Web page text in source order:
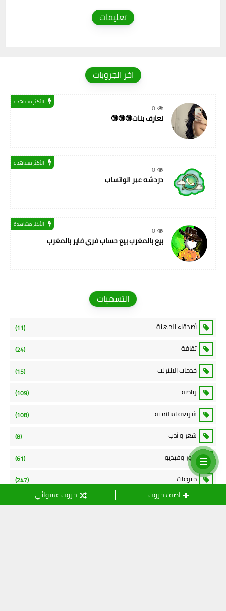
اضف جروب جروب عشوائي
تعليقات
اخر الجروبات
0
الأكثر مشاهدة
تعارف بنات🔞🔞🔞
0
الأكثر مشاهدة
دردشه عبر الواتساب
0
الأكثر مشاهدة
بيع بالمغرب بيع حساب فري فاير بالمغرب
التسميات
أصدقاء المهنة (11)
ثقافة (24)
خدمات الانترنت (15)
رياضة (109)
شريعة اسلامية (108)
شعر و أدب (8)
صور وفيديو (61)
منوعات (247)
نموذج الاتصال